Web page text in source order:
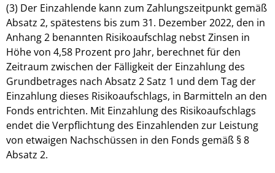
(3) Der Einzahlende kann zum Zahlungszeitpunkt gemäß
Absatz 2, spätestens bis zum 31. Dezember 2022, den in
Anhang 2 benannten Risikoaufschlag nebst Zinsen in
Höhe von 4,58 Prozent pro Jahr, berechnet für den
Zeitraum zwischen der Fälligkeit der Einzahlung des
Grundbetrages nach Absatz 2 Satz 1 und dem Tag der
Einzahlung dieses Risikoaufschlags, in Barmitteln an den
Fonds entrichten. Mit Einzahlung des Risikoaufschlags
endet die Verpflichtung des Einzahlenden zur Leistung
von etwaigen Nachschüssen in den Fonds gemäß § 8
Absatz 2.